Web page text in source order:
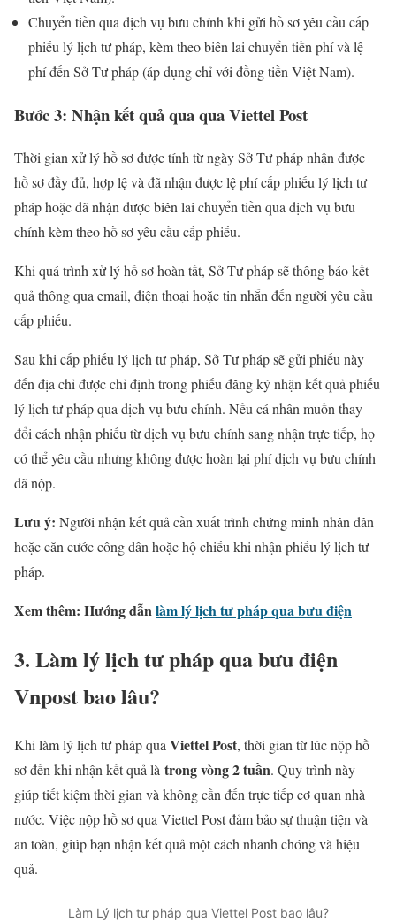
Chuyển tiền qua dịch vụ bưu chính khi gửi hồ sơ yêu cầu cấp
phiếu lý lịch tư pháp, kèm theo biên lai chuyển tiền phí và lệ
phí đến Sở Tư pháp (áp dụng chỉ với đồng tiền Việt Nam).
Bước 3: Nhận kết quả qua qua Viettel Post
Thời gian xử lý hồ sơ được tính từ ngày Sở Tư pháp nhận được
hồ sơ đầy đủ, hợp lệ và đã nhận được lệ phí cấp phiếu lý lịch tư
pháp hoặc đã nhận được biên lai chuyển tiền qua dịch vụ bưu
chính kèm theo hồ sơ yêu cầu cấp phiếu.
Khi quá trình xử lý hồ sơ hoàn tất, Sở Tư pháp sẽ thông báo kết
quả thông qua email, điện thoại hoặc tin nhắn đến người yêu cầu
cấp phiếu.
Sau khi cấp phiếu lý lịch tư pháp, Sở Tư pháp sẽ gửi phiếu này
đến địa chỉ được chỉ định trong phiếu đăng ký nhận kết quả phiếu
lý lịch tư pháp qua dịch vụ bưu chính. Nếu cá nhân muốn thay
đổi cách nhận phiếu từ dịch vụ bưu chính sang nhận trực tiếp, họ
có thể yêu cầu nhưng không được hoàn lại phí dịch vụ bưu chính
đã nộp.
Lưu ý: Người nhận kết quả cần xuất trình chứng minh nhân dân
hoặc căn cước công dân hoặc hộ chiếu khi nhận phiếu lý lịch tư
pháp.
Xem thêm: Hướng dẫnlàm lý lịch tư pháp qua bưu điện
3. Làm lý lịch tư pháp qua bưu điện
Vnpost bao lâu?
Khi làm lý lịch tư pháp quaViettel Post, thời gian từ lúc nộp hồ
sơ đến khi nhận kết quả là trong vòng 2 tuần. Quy trình này
giúp tiết kiệm thời gian và không cần đến trực tiếp cơ quan nhà
nước. Việc nộp hồ sơ qua Viettel Post đảm bảo sự thuận tiện và
an toàn, giúp bạn nhận kết quả một cách nhanh chóng và hiệu
quả.
Làm Lý lịch tư pháp qua Viettel Post bao lâu?